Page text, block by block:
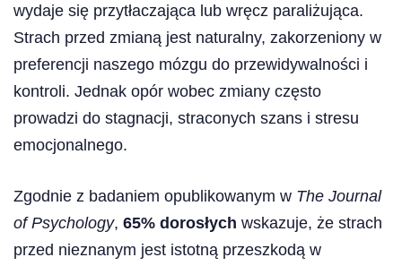
wydaje się przytłaczająca lub wręcz paraliżująca.
Strach przed zmianą jest naturalny, zakorzeniony w
preferencji naszego mózgu do przewidywalności i
kontroli. Jednak opór wobec zmiany często
prowadzi do stagnacji, straconych szans i stresu
emocjonalnego.
Zgodnie z badaniem opublikowanym w The Journal
of Psychology, 65% dorosłych wskazuje, że strach
przed nieznanym jest istotną przeszkodą w